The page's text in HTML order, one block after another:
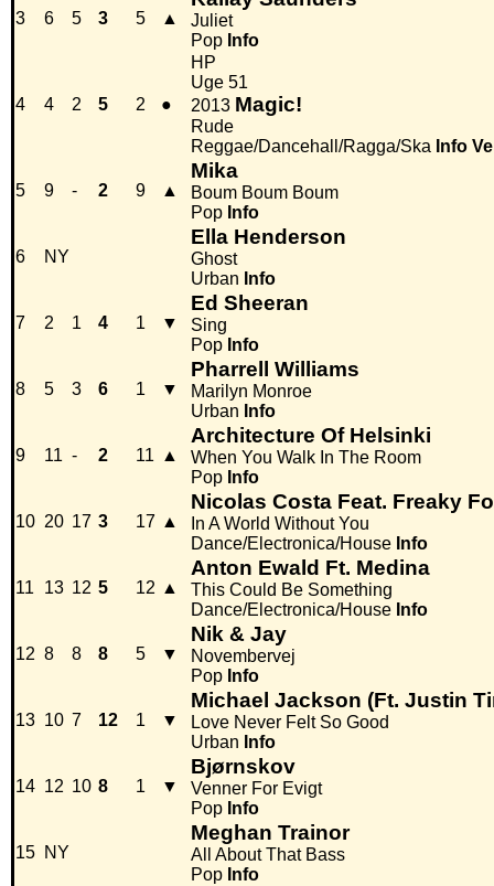
3 6 5 3 5 ▲
Juliet
Pop Info
4 4 2 5 2 ●
HP
Uge 51
2013 Magic!
Rude
Reggae/Dancehall/Ragga/Ska Info
5 9 - 2 9 ▲
Mika
Boum Boum Boum
Pop Info
6 NY
Ella Henderson
Ghost
Urban Info
7 2 1 4 1 ▼
Ed Sheeran
Sing
Pop Info
8 5 3 6 1 ▼
Pharrell Williams
Marilyn Monroe
Urban Info
9 11 - 2 11 ▲
Architecture Of Helsinki
When You Walk In The Room
Pop Info
10 20 17 3 17 ▲
Nicolas Costa Feat. Freaky
In A World Without You
Dance/Electronica/House Info
11 13 12 5 12 ▲
Anton Ewald Ft. Medina
This Could Be Something
Dance/Electronica/House Info
12 8 8 8 5 ▼
Nik & Jay
Novembervej
Pop Info
13 10 7 12 1 ▼
Michael Jackson (Ft. Justin
Love Never Felt So Good
Urban Info
14 12 10 8 1 ▼
Bjørnskov
Venner For Evigt
Pop Info
15 NY
Meghan Trainor
All About That Bass
Pop Info